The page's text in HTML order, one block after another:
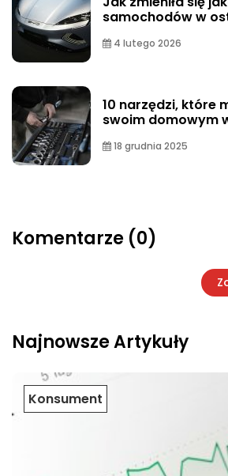
samochodów w
4 lutego 2026
10 narzędzi, które
swoim domowym
18 grudnia 2025
Komentarze (0)
Najnowsze Artykuły
Konsument